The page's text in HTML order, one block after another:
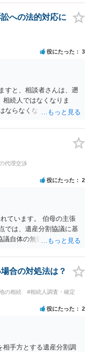
への法的対応に
役にたった 3
すと、相談者さんは、遡
続人ではなくなりま
ならなくなるので（明け
書に添えて裁判所に提出
める答弁書を提出すれ
。その日は差支え（用事
問３について 弁護士で
と思います。郵送（期
書面記載の裁判所書記官
。
代理交渉
役にたった 2
ています。 伯母の主張
は、遺産分割協議に基
議自体の無効を裁判所が
母様の認知能力に関する
効力が否定される可能性
わっていること ・御祖母
あったかの立証が困難
効力が否定される可能
に高い）ということが
合の対処法は？
の相続
#相続人調査・確定
役にたった 2
相手方とする遺産分割調